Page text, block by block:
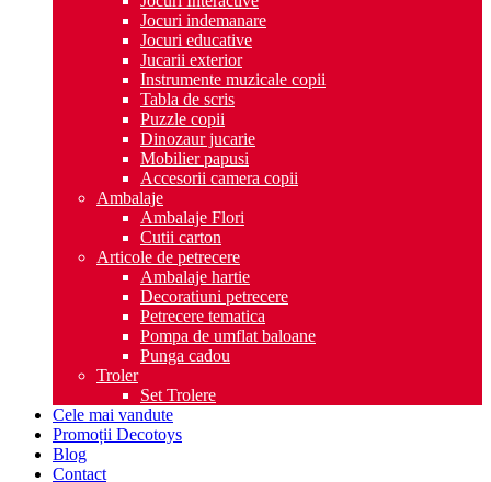
Jocuri indemanare
Jocuri educative
Jucarii exterior
Instrumente muzicale copii
Tabla de scris
Puzzle copii
Dinozaur jucarie
Mobilier papusi
Accesorii camera copii
Ambalaje
Ambalaje Flori
Cutii carton
Articole de petrecere
Ambalaje hartie
Decoratiuni petrecere
Petrecere tematica
Pompa de umflat baloane
Punga cadou
Troler
Set Trolere
Cele mai vandute
Promoții Decotoys
Blog
Contact